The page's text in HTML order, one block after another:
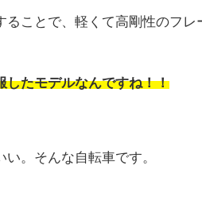
ことで、軽くて高剛性のフレ
したモデルなんですね！！
。そんな自転車です。